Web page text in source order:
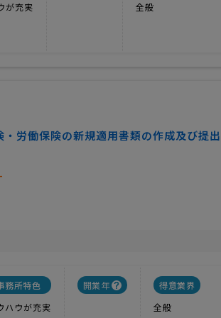
が充実 全般
労働保険の新規適用書類の作成及び提
務所特色
ハウが充実
開業年
得意業界
全般